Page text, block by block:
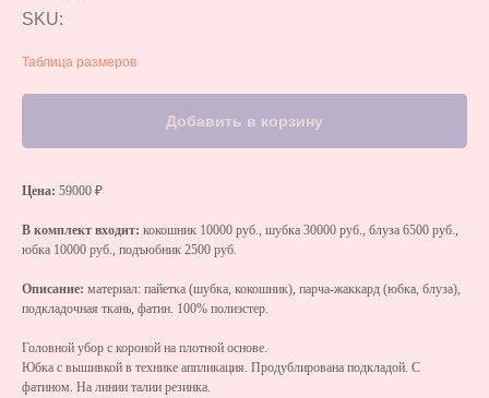
SKU:
Таблица размеров
Добавить в корзину
Цена: 59000 ₽
В комплект входит: кокошник 10000 руб., шубка 30000 руб., блуза 6500 руб.,
юбка 10000 руб., подъюбник 2500 руб.
Описание: материал: пайетка (шубка, кокошник), парча-жаккард (юбка, блуза),
подкладочная ткань, фатин. 100% полиэстер.
Головной убор с короной на плотной основе.
Юбка с вышивкой в технике аппликация. Продублирована подкладой. С
фатином. На линии талии резинка.